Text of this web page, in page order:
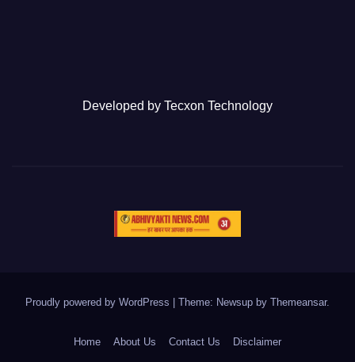
Developed by Tecxon Technology
Proudly powered by WordPress Theme: Newsup by Themeansar.
Home About Us Contact Us Disclaimer